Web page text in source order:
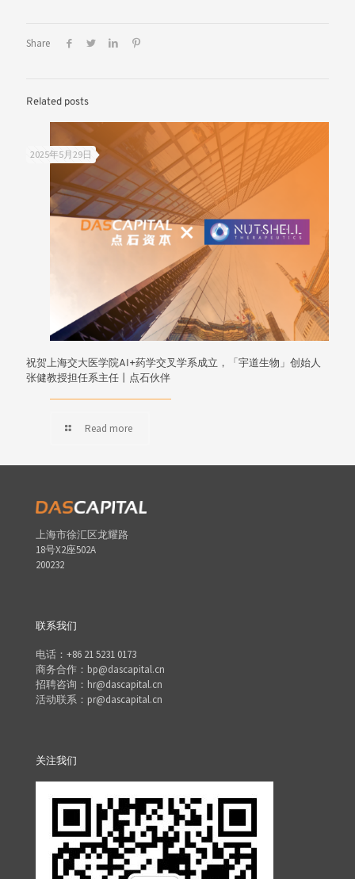
Share
Related posts
2025年5月29日
祝贺上海交大医学院AI+药学交叉学系成立，「宇道生物」创始人
张健教授担任系主任丨点石伙伴
Read more
上海市徐汇区龙耀路
18号X2座502A
200232
联系我们
电话：+86 21 5231 0173
商务合作：bp@dascapital.cn
招聘咨询：hr@dascapital.cn
活动联系：pr@dascapital.cn
关注我们